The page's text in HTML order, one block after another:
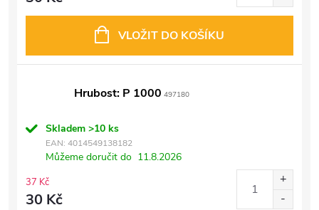
VLOŽIT DO KOŠÍKU
Hrubost: P 1000 497180
Skladem >10 ks
EAN: 4014549138182
Můžeme doručit do 11.8.2026
37 Kč
30 Kč